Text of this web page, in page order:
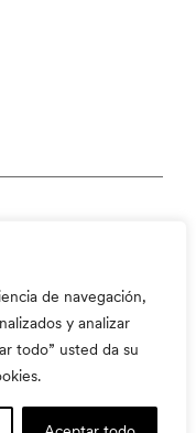
de navegación,
y analizar
todo” usted da su